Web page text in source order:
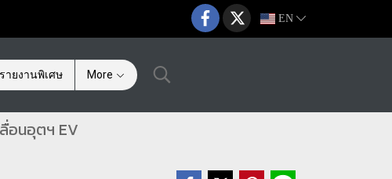
EN
รายงานพิเศษ More
อนอุตฯ EV